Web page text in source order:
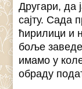
Другари, да
сајту. Сада
ћирилици и
боље
имамо у
обраду